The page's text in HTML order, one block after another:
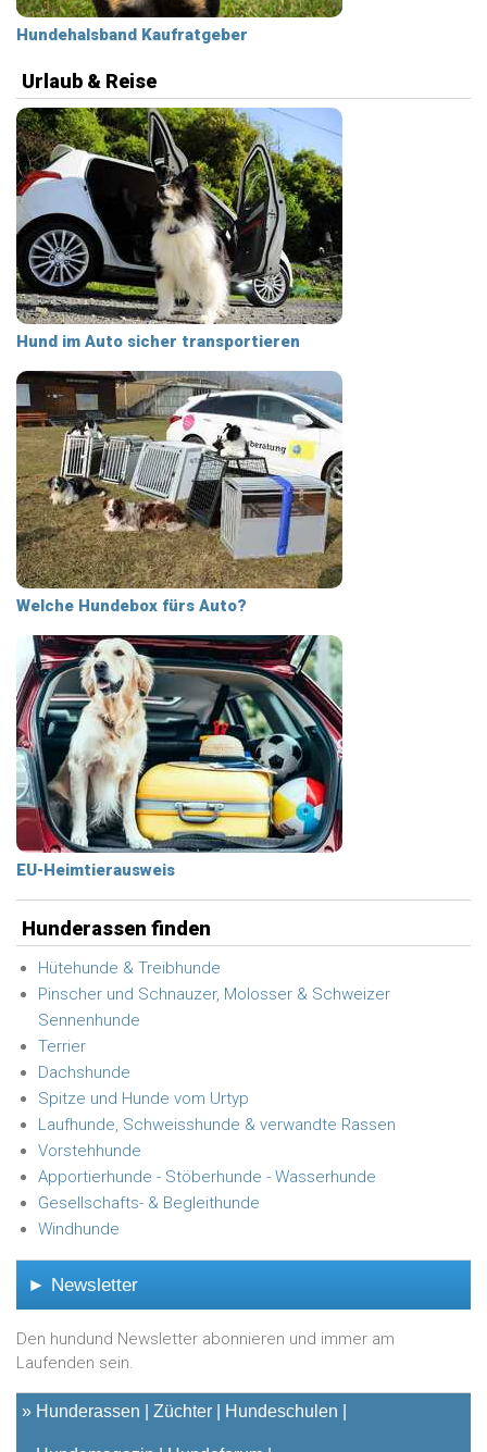
Hundehalsband Kaufratgeber
Urlaub & Reise
Hund im Auto sicher transportieren
Welche Hundebox fürs Auto?
EU-Heimtierausweis
Hunderassen finden
Hütehunde & Treibhunde
Pinscher und Schnauzer, Molosser & Schweizer
Sennenhunde
Terrier
Dachshunde
Spitze und Hunde vom Urtyp
Laufhunde, Schweisshunde & verwandte Rassen
Vorstehhunde
Apportierhunde - Stöberhunde - Wasserhunde
Gesellschafts- & Begleithunde
Windhunde
► Newsletter
Den hundund Newsletter abonnieren und immer am
Laufenden sein.
» Hunderassen Züchter Hundeschulen